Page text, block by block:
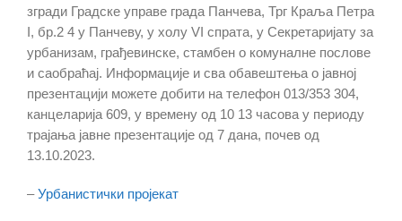
згради Градске управе града Панчева, Трг Краља Петра
I, бр.2 4 у Панчеву, у холу VI спрата, у Секретаријату за
урбанизам, грађевинске, стамбен о комуналне послове
и саобраћај. Информације и сва обавештења о јавној
презентацији можете добити на телефон 013/353 304,
канцеларија 609, у времену од 10 13 часова у периоду
трајања јавне презентације од 7 дана, почев од
13.10.2023.
–Урбанистички пројекат